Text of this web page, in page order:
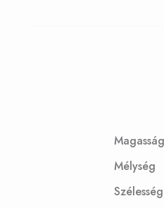
Magasság
Mélység
Szélesség